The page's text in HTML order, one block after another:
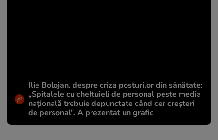
Ilie Bolojan, despre criza posturilor din sănătate:
„Spitalele cu cheltuieli de personal peste media
națională trebuie depunctate când cer creșteri
de personal”. A prezentat un grafic